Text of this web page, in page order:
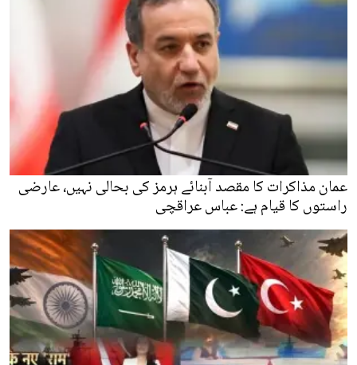
عمان مذاکرات کا مقصد آبنائے ہرمز کی بحالی نہیں، عارضی
راستوں کا قیام ہے: عباس عراقچی